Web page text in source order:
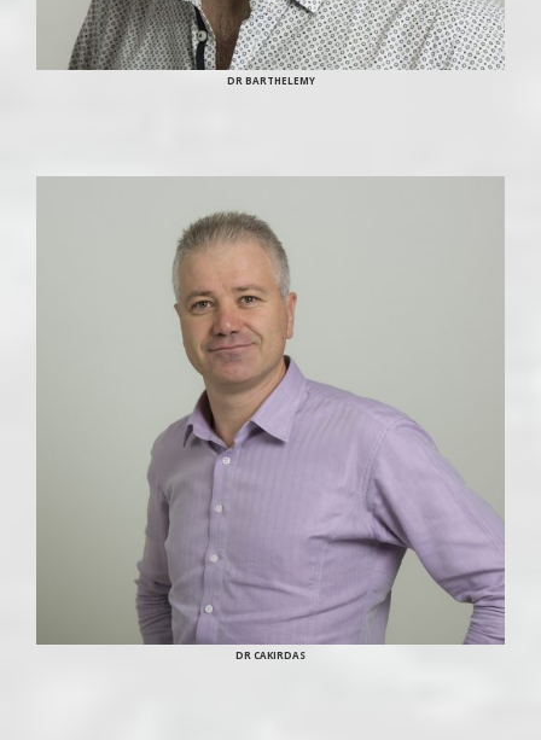
DR BARTHELEMY
DR CAKIRDAS